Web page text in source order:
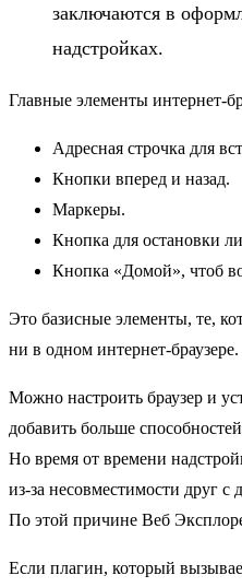
заключаются в
надстройках.
Главные элементы интернет-
Адресная строчка для
Кнопки вперед и назад.
Маркеры.
Кнопка для остановки
Кнопка «Домой», чтоб
Это базисные элементы, те,
ни в одном интернет-браузере.
Можно настроить браузер и
добавить больше
Но время от времени
из-за несовместимости друг с
По этой причине Веб
Если плагин, который